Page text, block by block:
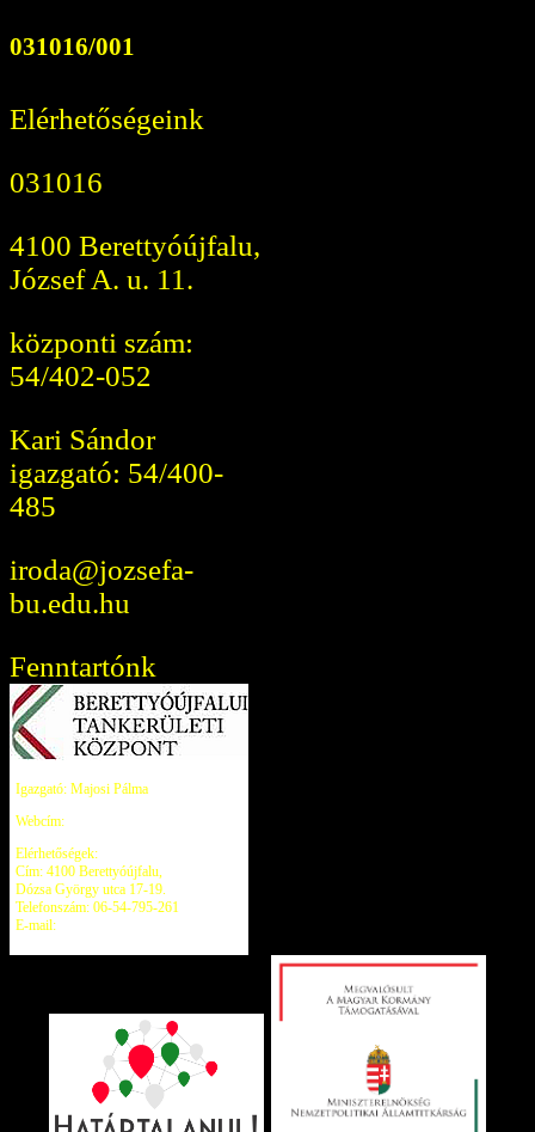
031016/001
Elérhetőségeink
031016
4100 Berettyóújfalu,
József A. u. 11.
központi szám:
54/402-052
Kari Sándor
igazgató: 54/400-
485
iroda@jozsefa-
bu.edu.hu
Fenntartónk
Igazgató: Majosi Pálma
Webcím:
Elérhetőségek:
Cím: 4100 Berettyóújfalu,
Dózsa György utca 17-19.
Telefonszám: 06-54-795-261
E-mail: